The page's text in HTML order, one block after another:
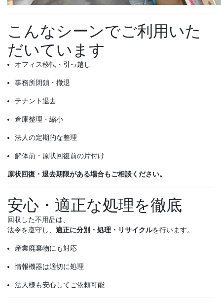
こんなシーンでご利用いた
だいています
オフィス移転・引っ越し
事務所閉鎖・撤退
テナント退去
倉庫整理・縮小
法人の定期的な整理
解体前・原状回復前の片付け
原状回復・退去期限がある場合もご相談ください。
安心・適正な処理を徹底
回収した不用品は、
法令を遵守し、 適正に分別・処理・リサイクルを行います。
産業廃棄物にも対応
情報機器は適切に処理
法人様も安心してご依頼可能